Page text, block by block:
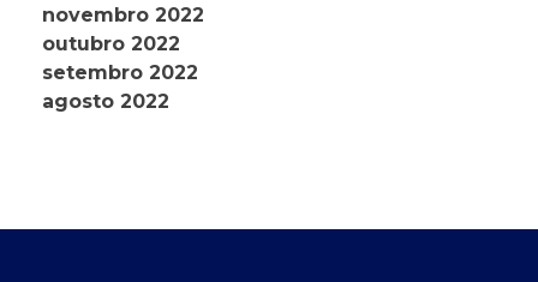
novembro 2022
outubro 2022
setembro 2022
agosto 2022